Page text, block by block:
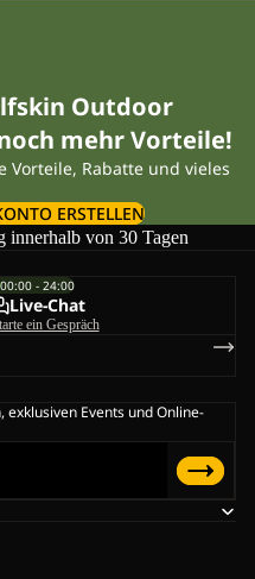
Outdoor
mehr Vorteile!
Rabatte und vieles
ERSTELLEN
innerhalb von 30 Tagen
00:00 - 24:00
Live-Chat
ein Gespräch
exklusiven Events und Online-